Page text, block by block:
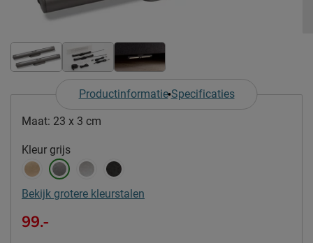
Productinformatie Specificaties
Maat: 23 x 3 cm
Kleur grijs
Bekijk grotere kleurstalen
99.-